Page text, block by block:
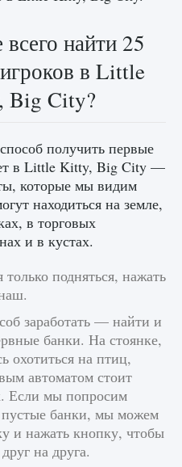
найти 25
в Little
Big City?
получить первые
в Little Kitty, Big City —
которые мы видим
находиться на земле,
в торговых
и в кустах.
только подняться, нажать
заработать — найти и
банки. На стоянке,
охотиться на птиц,
автоматом стоит
Если мы попросим
пустые банки, мы можем
и нажать кнопку, чтобы
на друга.